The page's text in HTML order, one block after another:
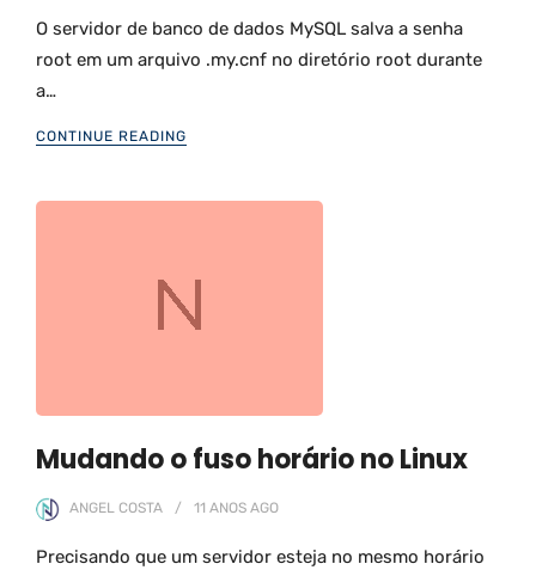
O servidor de banco de dados MySQL salva a senha
root em um arquivo .my.cnf no diretório root durante
a…
CONTINUE READING
Mudando o fuso horário no Linux
ANGEL COSTA 11 ANOS AGO
Precisando que um servidor esteja no mesmo horário